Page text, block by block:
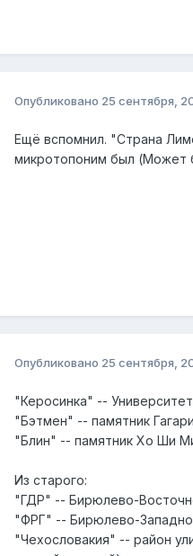
Опубликовано 25 сентября,
Ещё вспомнил. "Страна
микротопоним был (Может
Опубликовано 25 сентября,
"Керосинка" --
"Бэтмен" -- памятник
"Блин" -- памятник Хо Ши
Из старого:
"ГДР" -- Бирюлево-
"ФРГ" -- Бирюлево-
"Чехословакия" -- район